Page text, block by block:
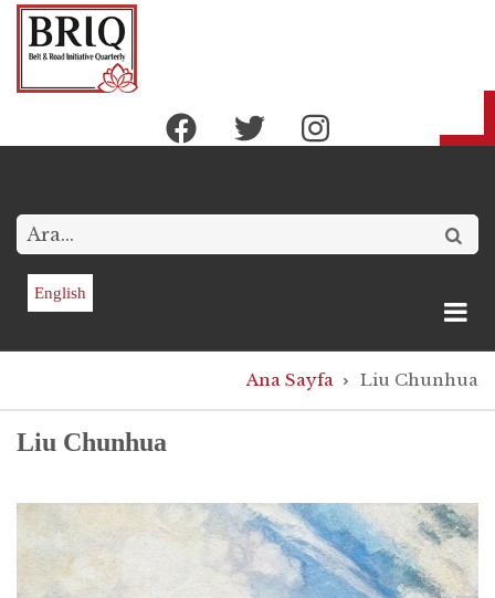
Ana
içeriğe
Arama
English
yolu
Ana Sayfa Liu Chunhua
Liu Chunhua